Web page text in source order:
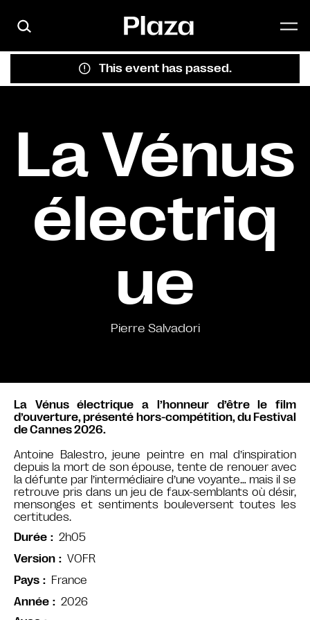
This event has passed.
La Vénus
électriq
ue
Pierre Salvadori
La Vénus électrique a l’honneur d’être le film
d’ouverture, présenté hors-compétition, du Festival
de Cannes 2026.
Antoine Balestro, jeune peintre en mal d’inspiration
depuis la mort de son épouse, tente de renouer avec
la défunte par l’intermédiaire d’une voyante… mais il se
retrouve pris dans un jeu de faux-semblants où désir,
mensonges et sentiments bouleversent toutes les
certitudes.
Durée
2h05
Version
VOFR
Pays
France
Année
2026